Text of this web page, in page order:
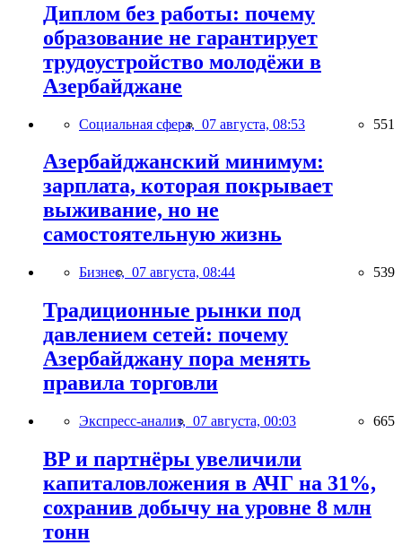
Диплом без работы: почему
образование не гарантирует
трудоустройство молодёжи в
Азербайджане
Социальная сфера, 07 августа, 08:53 551
Азербайджанский минимум:
зарплата, которая покрывает
выживание, но не
самостоятельную жизнь
Бизнес, 07 августа, 08:44 539
Традиционные рынки под
давлением сетей: почему
Азербайджану пора менять
правила торговли
Экспресс-анализ, 07 августа, 00:03 665
BP и партнёры увеличили
капиталовложения в АЧГ на 31%,
сохранив добычу на уровне 8 млн
тонн